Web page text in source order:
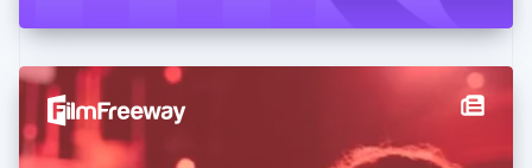
English
États-Unis
Español简体中文
Finlande
English
France